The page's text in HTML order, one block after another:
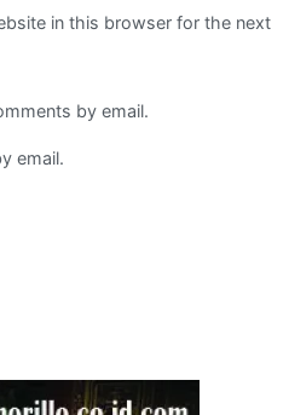
in this browser for the next
by email.
email.